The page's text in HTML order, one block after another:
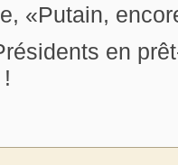
«Putain,
en